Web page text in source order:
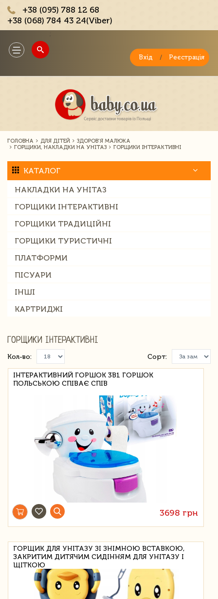
+38 (095) 788 12 68
+38 (068) 784 43 24(Viber)
Toggle
navigation
Вхід / Реєстрація
ГОЛОВНА ДЛЯ ДІТЕЙ
ЗДОРОВ'Я МАЛЮКА
ГОРЩИКИ, НАКЛАДКИ НА УНІТАЗ
ГОРЩИКИ ІНТЕРАКТИВНІ
КАТАЛОГ
НАКЛАДКИ НА УНІТАЗ
ГОРЩИКИ ІНТЕРАКТИВНІ
ГОРЩИКИ ТРАДИЦІЙНІ
ГОРЩИКИ ТУРИСТИЧНІ
ПЛАТФОРМИ
ПІСУАРИ
ІНШІ
КАРТРИДЖІ
ГОРЩИКИ ІНТЕРАКТИВНІ
Кол-во: Сорт:
ІНТЕРАКТИВНИЙ ГОРШОК 3В1 ГОРШОК
ПОЛЬСЬКОЮ СПІВАЄ СПІВ
3698 грн
ГОРЩИК ДЛЯ УНІТАЗУ ЗІ ЗНІМНОЮ ВСТАВКОЮ,
ЗАКРИТИМ ДИТЯЧИМ СИДІННЯМ ДЛЯ УНІТАЗУ І
ЩІТКОЮ